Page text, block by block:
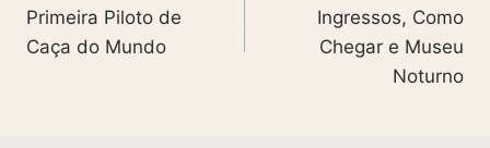
Primeira Piloto de
Caça do Mundo
Ingressos, Como
Chegar e Museu
Noturno